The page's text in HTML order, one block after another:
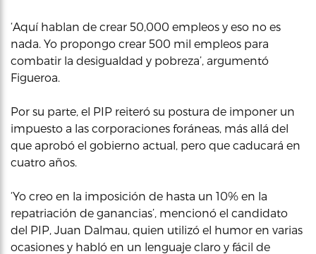
‘Aquí hablan de crear 50,000 empleos y eso no es
nada. Yo propongo crear 500 mil empleos para
combatir la desigualdad y pobreza’, argumentó
Figueroa.
Por su parte, el PIP reiteró su postura de imponer un
impuesto a las corporaciones foráneas, más allá del
que aprobó el gobierno actual, pero que caducará en
cuatro años.
‘Yo creo en la imposición de hasta un 10% en la
repatriación de ganancias’, mencionó el candidato
del PIP, Juan Dalmau, quien utilizó el humor en varias
ocasiones y habló en un lenguaje claro y fácil de